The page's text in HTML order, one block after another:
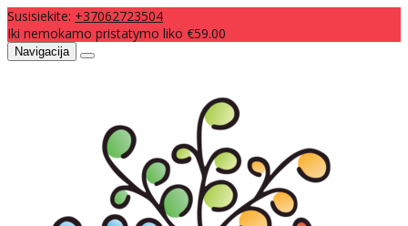
Susisiekite: +37062723504
Iki nemokamo pristatymo liko €59.00
Navigacija